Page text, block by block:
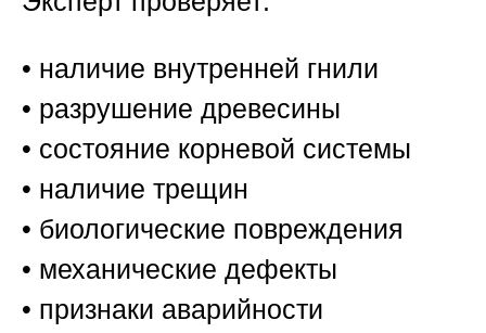
• наличие внутренней гнили
• разрушение древесины
• состояние корневой системы
• наличие трещин
• биологические повреждения
• механические дефекты
• признаки аварийности